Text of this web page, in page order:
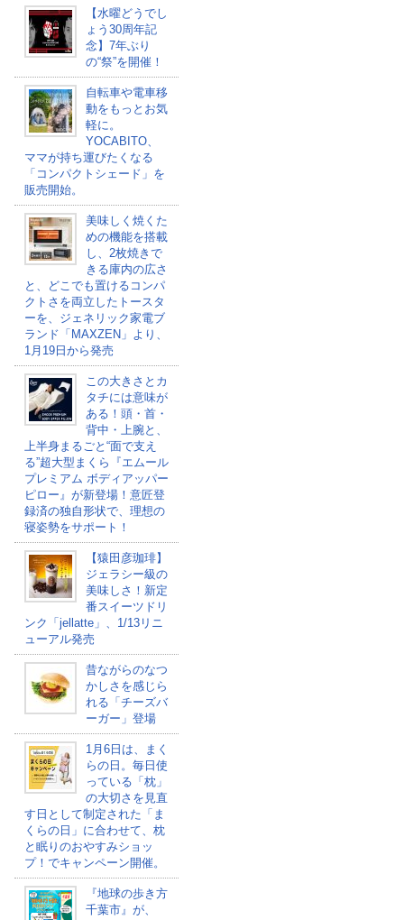
【水曜どうでし
ょう30周年記
念】7年ぶり
の“祭”を開催！
自転車や電車移
動をもっとお気
軽に。
YOCABITO、
ママが持ち運びたくなる
「コンパクトシェード」を
販売開始。
美味しく焼くた
めの機能を搭載
し、2枚焼きで
きる庫内の広さ
と、どこでも置けるコンパ
クトさを両立したトースタ
ーを、ジェネリック家電ブ
ランド「MAXZEN」より、
1月19日から発売
この大きさとカ
タチには意味が
ある！頭・首・
背中・上腕と、
上半身まるごと“面で支え
る”超大型まくら『エムール
プレミアム ボディアッパー
ピロー』が新登場！意匠登
録済の独自形状で、理想の
寝姿勢をサポート！
【猿田彦珈琲】
ジェラシー級の
美味しさ！新定
番スイーツドリ
ンク「jellatte」、1/13リニ
ューアル発売
昔ながらのなつ
かしさを感じら
れる「チーズバ
ーガー」登場
1月6日は、まく
らの日。毎日使
っている「枕」
の大切さを見直
す日として制定された「ま
くらの日」に合わせて、枕
と眠りのおやすみショッ
プ！でキャンペーン開催。
『地球の歩き方
千葉市』が、